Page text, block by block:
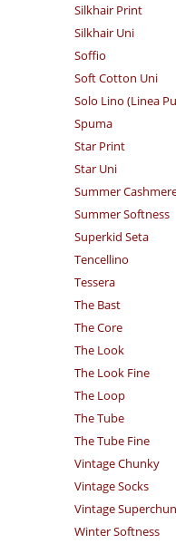
Silkhair Print
Silkhair Uni
Soffio
Soft Cotton Uni
Solo Lino (Linea
Spuma
Star Print
Star Uni
Summer
Summer Softness
Superkid Seta
Tencellino
Tessera
The Bast
The Core
The Look
The Look Fine
The Loop
The Tube
The Tube Fine
Vintage Chunky
Vintage Socks
Vintage
Winter Softness